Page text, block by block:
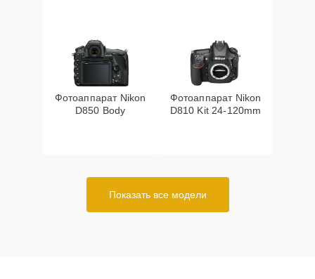
Фотоаппарат Nikon
D850 Body
Фотоаппарат Nikon
D810 Kit 24-120mm
Показать все модели